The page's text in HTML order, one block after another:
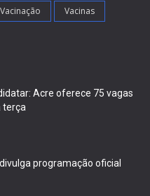
Vacinação Vacinas
Acre oferece 75 vagas
terça
programação oficial